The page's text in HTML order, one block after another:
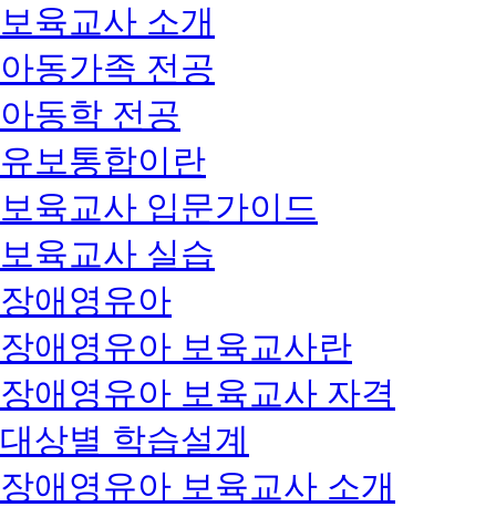
보육교사 소개
아동가족 전공
아동학 전공
유보통합이란
보육교사 입문가이드
보육교사 실습
장애영유아
장애영유아 보육교사란
장애영유아 보육교사 자격
대상별 학습설계
장애영유아 보육교사 소개